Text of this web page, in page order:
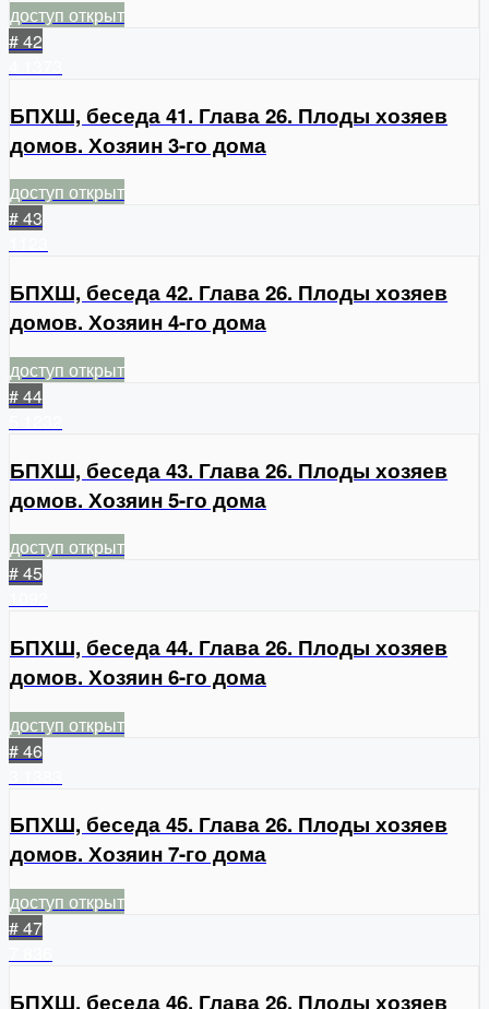
доступ открыт
# 42
БПХШ, беседа 41. Глава 26. Плоды хозяев
домов. Хозяин 3-го дома
доступ открыт
# 43
БПХШ, беседа 42. Глава 26. Плоды хозяев
домов. Хозяин 4-го дома
доступ открыт
# 44
БПХШ, беседа 43. Глава 26. Плоды хозяев
домов. Хозяин 5-го дома
доступ открыт
# 45
БПХШ, беседа 44. Глава 26. Плоды хозяев
домов. Хозяин 6-го дома
доступ открыт
# 46
БПХШ, беседа 45. Глава 26. Плоды хозяев
домов. Хозяин 7-го дома
доступ открыт
# 47
БПХШ, беседа 46. Глава 26. Плоды хозяев